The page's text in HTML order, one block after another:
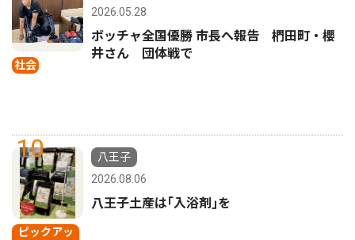
社会
2026.05.28
ボッチャ全国優勝 市長へ報告 椚田町・櫻
井さん 団体戦で
10
ピックアッ
八王子
2026.08.06
八王子土産は｢入浴剤｣を